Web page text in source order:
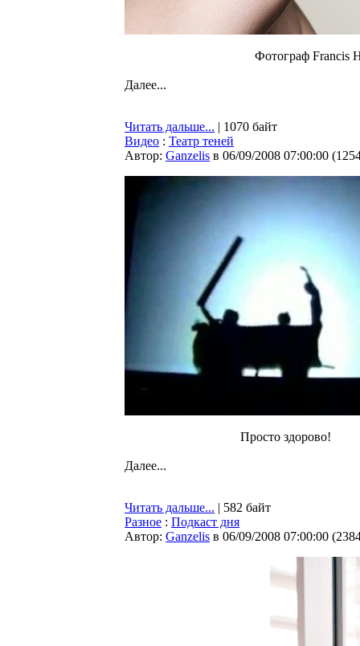
Фотограф Francis
Далее...
Читать дальше... | 1070 байт
Видео : Театр теней
Автор: Ganzelis в 06/09/2008 07:00:00 (
Просто здорово!
Далее...
Читать дальше... | 582 байт
Разное : Подкаст дня
Автор: Ganzelis в 06/09/2008 07:00:00 (